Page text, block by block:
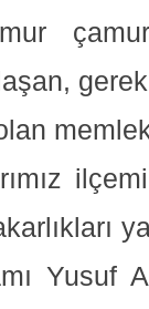
gerek
Yusuf